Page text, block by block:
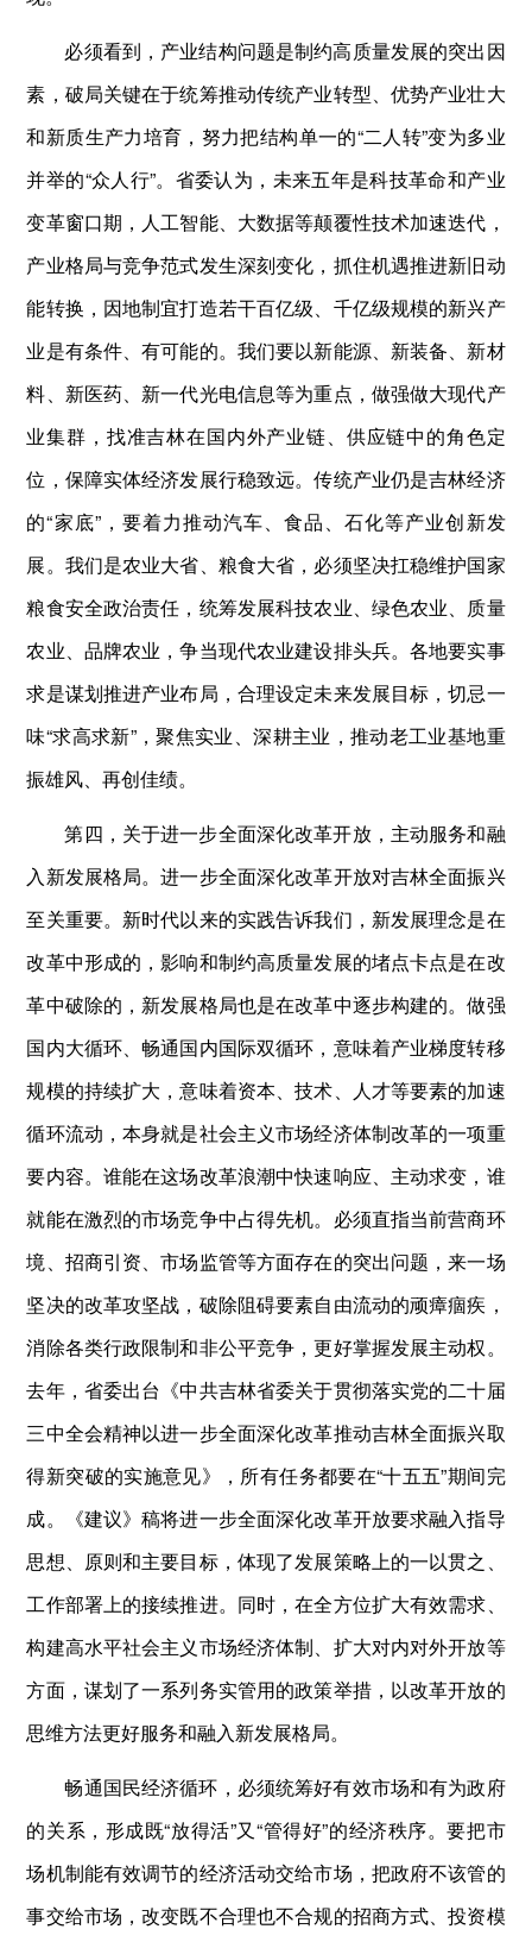
必须看到，产业结构问题是制约高质量发展的突出因
素，破局关键在于统筹推动传统产业转型、优势产业壮大
和新质生产力培育，努力把结构单一的“二人转”变为多业
并举的“众人行”。省委认为，未来五年是科技革命和产业
变革窗口期，人工智能、大数据等颠覆性技术加速迭代，
产业格局与竞争范式发生深刻变化，抓住机遇推进新旧动
能转换，因地制宜打造若干百亿级、千亿级规模的新兴产
业是有条件、有可能的。我们要以新能源、新装备、新材
料、新医药、新一代光电信息等为重点，做强做大现代产
业集群，找准吉林在国内外产业链、供应链中的角色定
位，保障实体经济发展行稳致远。传统产业仍是吉林经济
的“家底”，要着力推动汽车、食品、石化等产业创新发
展。我们是农业大省、粮食大省，必须坚决扛稳维护国家
粮食安全政治责任，统筹发展科技农业、绿色农业、质量
农业、品牌农业，争当现代农业建设排头兵。各地要实事
求是谋划推进产业布局，合理设定未来发展目标，切忌一
味“求高求新”，聚焦实业、深耕主业，推动老工业基地重
振雄风、再创佳绩。
第四，关于进一步全面深化改革开放，主动服务和融
入新发展格局。进一步全面深化改革开放对吉林全面振兴
至关重要。新时代以来的实践告诉我们，新发展理念是在
改革中形成的，影响和制约高质量发展的堵点卡点是在改
革中破除的，新发展格局也是在改革中逐步构建的。做强
国内大循环、畅通国内国际双循环，意味着产业梯度转移
规模的持续扩大，意味着资本、技术、人才等要素的加速
循环流动，本身就是社会主义市场经济体制改革的一项重
要内容。谁能在这场改革浪潮中快速响应、主动求变，谁
就能在激烈的市场竞争中占得先机。必须直指当前营商环
境、招商引资、市场监管等方面存在的突出问题，来一场
坚决的改革攻坚战，破除阻碍要素自由流动的顽瘴痼疾，
消除各类行政限制和非公平竞争，更好掌握发展主动权。
去年，省委出台《中共吉林省委关于贯彻落实党的二十届
三中全会精神以进一步全面深化改革推动吉林全面振兴取
得新突破的实施意见》，所有任务都要在“十五五”期间完
成。《建议》稿将进一步全面深化改革开放要求融入指导
思想、原则和主要目标，体现了发展策略上的一以贯之、
工作部署上的接续推进。同时，在全方位扩大有效需求、
构建高水平社会主义市场经济体制、扩大对内对外开放等
方面，谋划了一系列务实管用的政策举措，以改革开放的
思维方法更好服务和融入新发展格局。
畅通国民经济循环，必须统筹好有效市场和有为政府
的关系，形成既“放得活”又“管得好”的经济秩序。要把市
场机制能有效调节的经济活动交给市场，把政府不该管的
事交给市场，改变既不合理也不合规的招商方式、投资模